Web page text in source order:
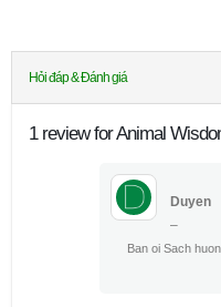
Hỏi đáp & Đánh giá
1 review for Animal
Duyen
–
Ban oi Sach